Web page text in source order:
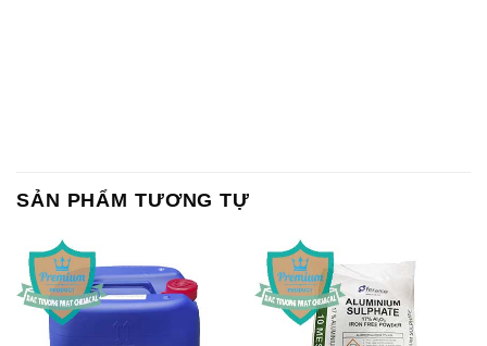
SẢN PHẨM TƯƠNG TỰ